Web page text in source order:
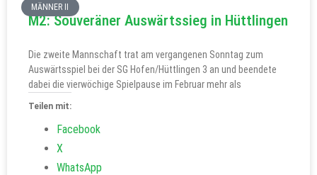
MÄNNER II
M2: Souveräner Auswärtssieg in Hüttlingen
Die zweite Mannschaft trat am vergangenen Sonntag zum
Auswärtsspiel bei der SG Hofen/Hüttlingen 3 an und beendete
dabei die vierwöchige Spielpause im Februar mehr als
Teilen mit:
Facebook
X
WhatsApp